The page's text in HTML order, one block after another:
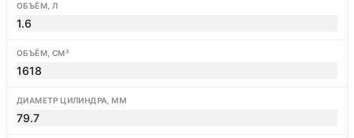
ОБЪЁМ, Л
1.6
ОБЪЁМ, СМ³
1618
ДИАМЕТР ЦИЛИНДРА, ММ
79.7